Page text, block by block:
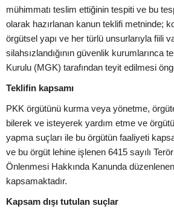
mühimmatı teslim ettiğinin tespiti ve bu
olarak hazırlanan kanun teklifi metninde;
örgütsel yapı ve her türlü unsurlarıyla fiili
silahsızlandığının güvenlik kurumlarınca
Kurulu (MGK) tarafından teyit edilmesi
Teklifin kapsamı
PKK örgütünü kurma veya yönetme,
bilerek ve isteyerek yardım etme ve
yapma suçları ile bu örgütün faaliyeti
ve bu örgüt lehine işlenen 6415 sayılı
Önlenmesi Hakkında Kanunda
kapsamaktadır.
Kapsam dışı tutulan suçlar